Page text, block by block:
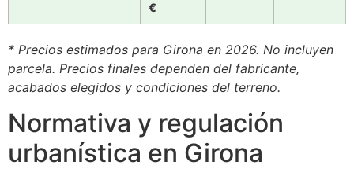
€
* Precios estimados para Girona en 2026. No incluyen
parcela. Precios finales dependen del fabricante,
acabados elegidos y condiciones del terreno.
Normativa y regulación
urbanística en Girona